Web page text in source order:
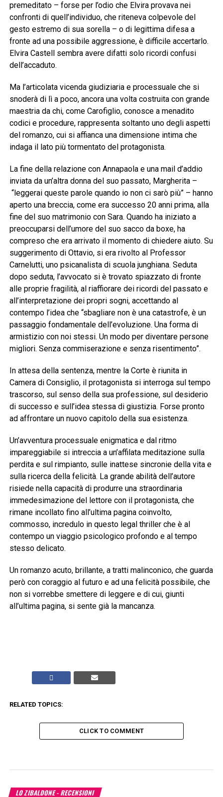
premeditato – forse per l’odio che Elvira provava nei
confronti di quell’individuo, che riteneva colpevole del
gesto estremo di sua sorella – o di legittima difesa a
fronte ad una possibile aggressione, è difficile accertarlo.
Elvira Castell sembra avere difatti solo ricordi confusi
dell’accaduto.
Ma l’articolata vicenda giudiziaria e processuale che si
snoderà di lì a poco, ancora una volta costruita con grande
maestria da chi, come Carofiglio, conosce a menadito
codici e procedure, rappresenta soltanto uno degli aspetti
del romanzo, cui si affianca una dimensione intima che
indaga il lato più tormentato del protagonista.
La fine della relazione con Annapaola e una mail d’addio
inviata da un’altra donna del suo passato, Margherita –
“leggerai queste parole quando io non ci sarò più” – hanno
aperto una breccia, come era successo 20 anni prima, alla
fine del suo matrimonio con Sara. Quando ha iniziato a
preoccuparsi dell’umore del suo sacco da boxe, ha
compreso che era arrivato il momento di chiedere aiuto. Su
suggerimento di Ottavio, si era rivolto al Professor
Carnelutti, uno psicanalista di scuola junghiana. Seduta
dopo seduta, l’avvocato si è trovato spiazzato di fronte
alle proprie fragilità, al riaffiorare dei ricordi del passato e
all’interpretazione dei propri sogni, accettando al
contempo l’idea che “sbagliare non è una catastrofe, è un
passaggio fondamentale dell’evoluzione. Una forma di
armistizio con noi stessi. Un modo per diventare persone
migliori. Senza commiserazione e senza risentimento”.
In attesa della sentenza, mentre la Corte è riunita in
Camera di Consiglio, il protagonista si interroga sul tempo
trascorso, sul senso della sua professione, sul desiderio
di successo e sull’idea stessa di giustizia. Forse pronto
ad affrontare un nuovo capitolo della sua esistenza.
Un’avventura processuale enigmatica e dal ritmo
impareggiabile si intreccia a un’affilata meditazione sulla
perdita e sul rimpianto, sulle inattese sincronie della vita e
sulla ricerca della felicità. La grande abilità dell’autore
risiede nella capacità di produrre una straordinaria
immedesimazione del lettore con il protagonista, che
rimane incollato fino all’ultima pagina coinvolto,
commosso, incredulo in questo legal thriller che è al
contempo un viaggio psicologico profondo e al tempo
stesso delicato.
Un romanzo acuto, brillante, a tratti malinconico, che guarda
però con coraggio al futuro e ad una felicità possibile, che
non si vorrebbe smettere di leggere e di cui, giunti
all’ultima pagina, si sente già la mancanza.
RELATED TOPICS:
CLICK TO COMMENT
LO ZIBALDONE - RECENSIONI